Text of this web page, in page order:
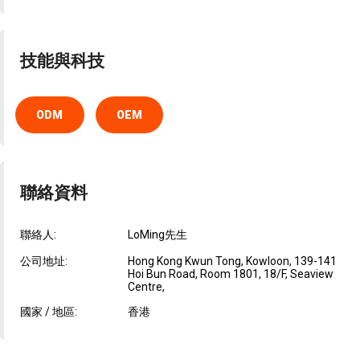
技能與科技
ODM OEM
聯絡資料
聯絡人: LoMing先生
公司地址:
Hong Kong Kwun Tong, Kowloon, 139-141
Hoi Bun Road, Room 1801, 18/F, Seaview
Centre,
國家 / 地區:
香港